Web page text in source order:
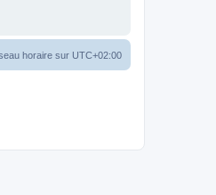
horaire sur UTC+02:00